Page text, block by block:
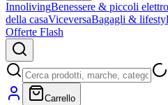
InnolivingBenessere & piccoli
della casaViceversaBagagli &
Offerte Flash
Carrello